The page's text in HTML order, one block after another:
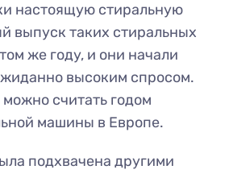
настоящую стиральную
выпуск таких стиральных
же году, и они начали
высоким спросом.
считать годом
машины в Европе.
подхвачена другими